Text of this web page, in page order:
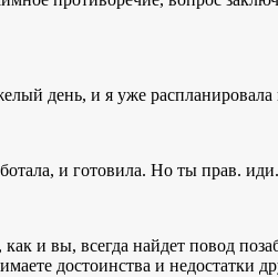
день, и я уже распланировала
и готовила. Но ты прав. иди.
и вы, всегда найдет повод
достоинства и недостатки